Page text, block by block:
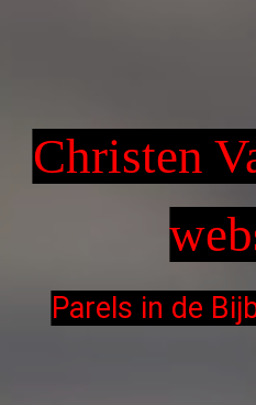
Christen
Parels in de